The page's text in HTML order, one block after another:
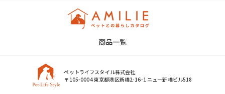
商品一覧
ペットライフスタイル株式会社
〒105-0004 東京都港区新橋2-16-1 ニュー新橋ビル518